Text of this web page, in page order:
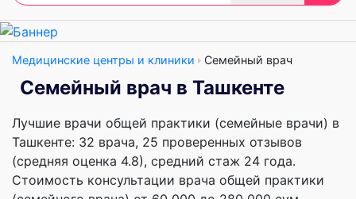
Медицинские центры и клиники Семейный врач
Семейный врач в Ташкенте
Лучшие врачи общей практики (семейные врачи) в
Ташкенте: 32 врача, 25 проверенных отзывов
(средняя оценка 4.8), cредний стаж 24 года.
Стоимость консультации врача общей практики